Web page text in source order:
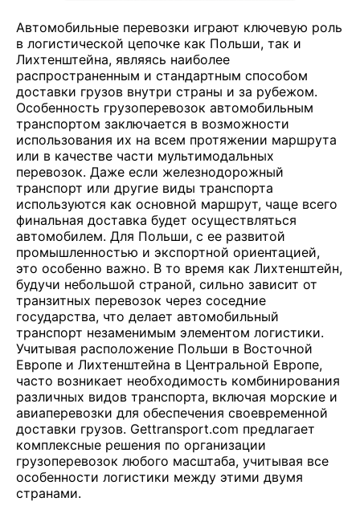
Автомобильные перевозки играют ключевую роль
в логистической цепочке как Польши, так и
Лихтенштейна, являясь наиболее
распространенным и стандартным способом
доставки грузов внутри страны и за рубежом.
Особенность грузоперевозок автомобильным
транспортом заключается в возможности
использования их на всем протяжении маршрута
или в качестве части мультимодальных
перевозок. Даже если железнодорожный
транспорт или другие виды транспорта
используются как основной маршрут, чаще всего
финальная доставка будет осуществляться
автомобилем. Для Польши, с ее развитой
промышленностью и экспортной ориентацией,
это особенно важно. В то время как Лихтенштейн,
будучи небольшой страной, сильно зависит от
транзитных перевозок через соседние
государства, что делает автомобильный
транспорт незаменимым элементом логистики.
Учитывая расположение Польши в Восточной
Европе и Лихтенштейна в Центральной Европе,
часто возникает необходимость комбинирования
различных видов транспорта, включая морские и
авиаперевозки для обеспечения своевременной
доставки грузов. Gettransport.com предлагает
комплексные решения по организации
грузоперевозок любого масштаба, учитывая все
особенности логистики между этими двумя
странами.